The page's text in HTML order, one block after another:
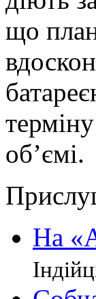
що
об’ємі.
На